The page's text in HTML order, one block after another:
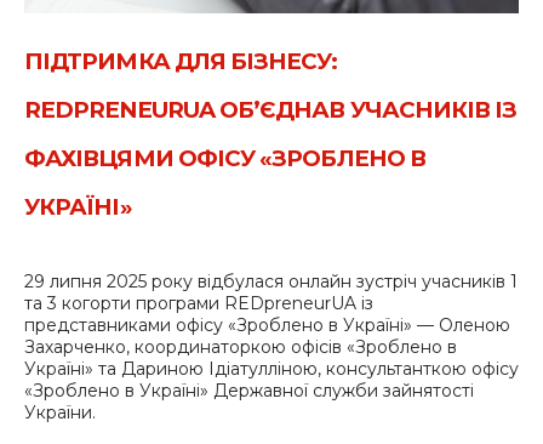
ПІДТРИМКА ДЛЯ БІЗНЕСУ:
REDPRENEURUA ОБ’ЄДНАВ УЧАСНИКІВ ІЗ
ФАХІВЦЯМИ ОФІСУ «ЗРОБЛЕНО В
УКРАЇНІ»
29 липня 2025 року відбулася онлайн зустріч учасників 1
та 3 когорти програми REDpreneurUA із
представниками офісу «Зроблено в Україні» — Оленою
Захарченко, координаторкою офісів «Зроблено в
Україні» та Дариною Ідіатулліною, консультанткою офісу
«Зроблено в Україні» Державної служби зайнятості
України.